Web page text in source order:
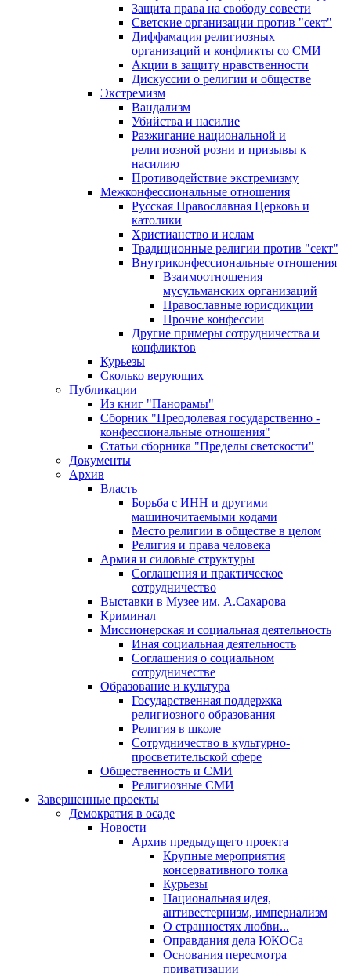
Защита права на свободу совести
Светские организации против "сект"
Диффамация религиозных
организаций и конфликты со СМИ
Акции в защиту нравственности
Дискуссии о религии и обществе
Экстремизм
Вандализм
Убийства и насилие
Разжигание национальной и
религиозной розни и призывы к
насилию
Противодействие экстремизму
Межконфессиональные отношения
Русская Православная Церковь и
католики
Христианство и ислам
Традиционные религии против "сект"
Внутриконфессиональные отношения
Взаимоотношения
мусульманских организаций
Православные юрисдикции
Прочие конфессии
Другие примеры сотрудничества и
конфликтов
Курьезы
Сколько верующих
Публикации
Из книг "Панорамы"
Сборник "Преодолевая государственно -
конфессиональные отношения"
Статьи сборника "Пределы светскости"
Документы
Архив
Власть
Борьба с ИНН и другими
машиночитаемыми кодами
Место религии в обществе в целом
Религия и права человека
Армия и силовые структуры
Соглашения и практическое
сотрудничество
Выставки в Музее им. А.Сахарова
Криминал
Миссионерская и социальная деятельность
Иная социальная деятельность
Соглашения о социальном
сотрудничестве
Образование и культура
Государственная поддержка
религиозного образования
Религия в школе
Сотрудничество в культурно-
просветительской сфере
Общественность и СМИ
Религиозные СМИ
Завершенные проекты
Демократия в осаде
Новости
Архив предыдущего проекта
Крупные мероприятия
консервативного толка
Курьезы
Национальная идея,
антивестернизм, империализм
О странностях любви...
Оправдания дела ЮКОСа
Основания пересмотра
приватизации